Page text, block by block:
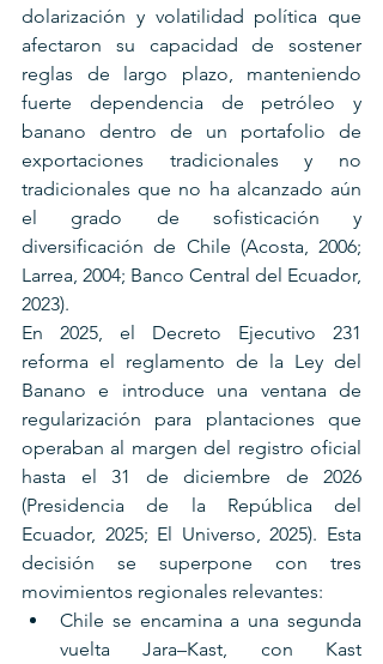
dolarización y volatilidad política que
afectaron su capacidad de sostener
reglas de largo plazo, manteniendo
fuerte dependencia de petróleo y
banano dentro de un portafolio de
exportaciones tradicionales y no
tradicionales que no ha alcanzado aún
el grado de sofisticación y
diversificación de Chile (Acosta, 2006;
Larrea, 2004; Banco Central del Ecuador,
2023).
En 2025, el Decreto Ejecutivo 231
reforma el reglamento de la Ley del
Banano e introduce una ventana de
regularización para plantaciones que
operaban al margen del registro oficial
hasta el 31 de diciembre de 2026
(Presidencia de la República del
Ecuador, 2025; El Universo, 2025). Esta
decisión se superpone con tres
movimientos regionales relevantes:
Chile se encamina a una segunda
vuelta Jara–Kast, con Kast